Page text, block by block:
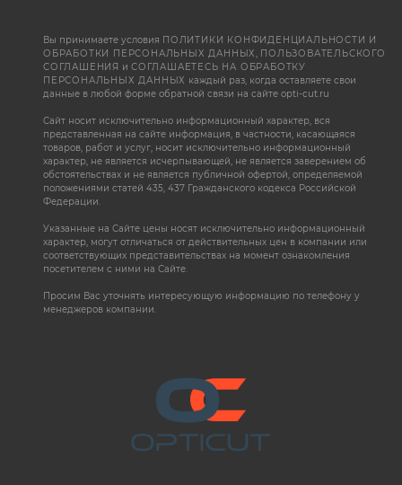
Вы принимаете условия ПОЛИТИКИ КОНФИДЕНЦИАЛЬНОСТИ И
ОБРАБОТКИ ПЕРСОНАЛЬНЫХ ДАННЫХ, ПОЛЬЗОВАТЕЛЬСКОГО
СОГЛАШЕНИЯ иСОГЛАШАЕТЕСЬ НА ОБРАБОТКУ
ПЕРСОНАЛЬНЫХ ДАННЫХ каждый раз, когда оставляете свои
данные в любой форме обратной связи на сайте opti-cut.ru
Сайт носит исключительно информационный характер, вся
представленная на сайте информация, в частности, касающаяся
товаров, работ и услуг, носит исключительно информационный
характер, не является исчерпывающей, не является заверением об
обстоятельствах и не является публичной офертой, определяемой
положениями статей 435, 437 Гражданского кодекса Российской
Федерации.
Указанные на Сайте цены носят исключительно информационный
характер, могут отличаться от действительных цен в компании или
соответствующих представительствах на момент ознакомления
посетителем с ними на Сайте.
Просим Вас уточнять интересующую информацию по телефону у
менеджеров компании.